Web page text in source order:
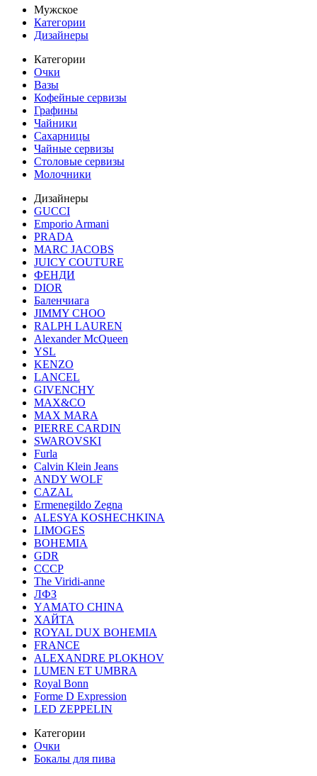
Мужское
Категории
Дизайнеры
Категории
Очки
Вазы
Кофейные сервизы
Графины
Чайники
Сахарницы
Чайные сервизы
Столовые сервизы
Молочники
Дизайнеры
GUCCI
Emporio Armani
PRADA
MARC JACOBS
JUICY COUTURE
ФЕНДИ
DIOR
Баленчиага
JIMMY CHOO
RALPH LAUREN
Alexander McQueen
YSL
KENZO
LANCEL
GIVENCHY
MAX&CO
MAX MARA
PIERRE CARDIN
SWAROVSKI
Furla
Calvin Klein Jeans
ANDY WOLF
CAZAL
Ermenegildo Zegna
ALESYA KOSHECHKINA
LIMOGES
BOHEMIA
GDR
СССР
The Viridi-anne
ЛФЗ
YАМАТО CHINA
ХАЙТА
ROYAL DUX BOHEMIA
FRANCE
ALEXANDRE PLOKHOV
LUMEN ET UMBRA
Royal Bonn
Forme D Expression
LED ZEPPELIN
Категории
Очки
Бокалы для пива